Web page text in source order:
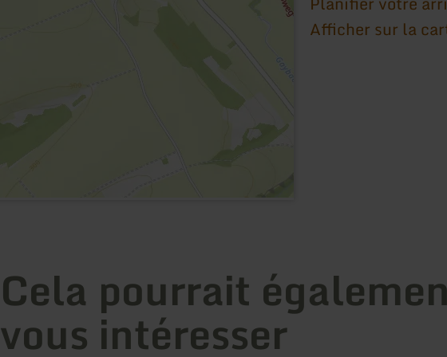
Afficher sur la
Cela pourrait
vous intéresser